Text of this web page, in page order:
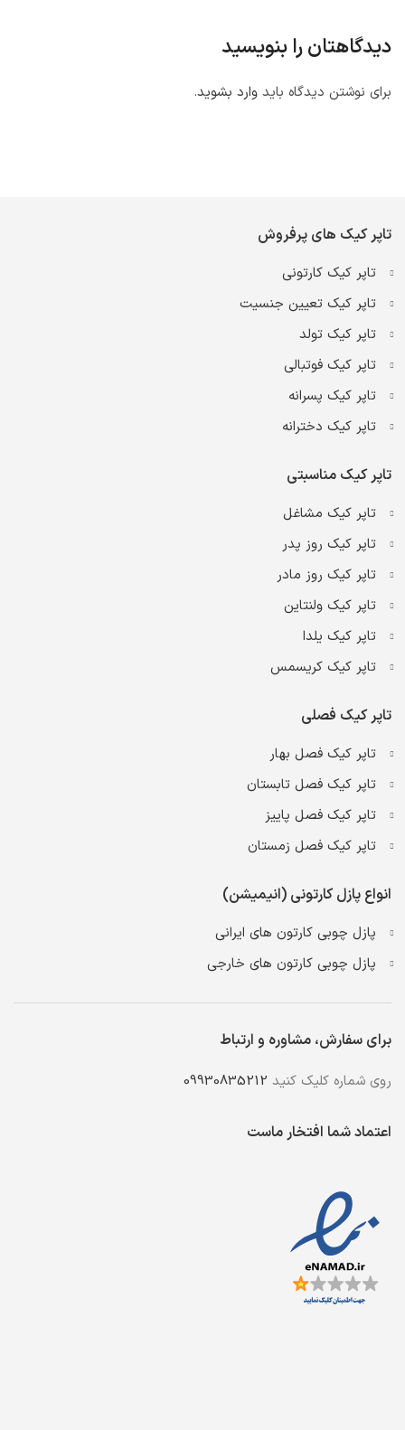
دیدگاهتان را بنویسید
برای نوشتن دیدگاه باید وارد بشوید.
تاپر کیک های پرفروش
تاپر کیک کارتونی
تاپر کیک تعیین جنسیت
تاپر کیک تولد
تاپر کیک فوتبالی
تاپر کیک پسرانه
تاپر کیک دخترانه
تاپر کیک مناسبتی
تاپر کیک مشاغل
تاپر کیک روز پدر
تاپر کیک روز مادر
تاپر کیک ولنتاین
تاپر کیک یلدا
تاپر کیک کریسمس
تاپر کیک فصلی
تاپر کیک فصل بهار
تاپر کیک فصل تابستان
تاپر کیک فصل پاییز
تاپر کیک فصل زمستان
انواع پازل کارتونی (انیمیشن)
پازل چوبی کارتون های ایرانی
پازل چوبی کارتون های خارجی
برای سفارش، مشاوره و ارتباط
روی شماره کلیک کنید 09930835212
اعتماد شما افتخار ماست